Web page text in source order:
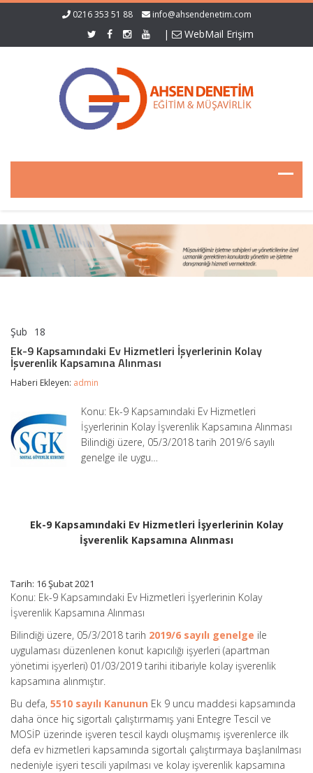
0216 353 51 88 info@ahsendenetim.com
| WebMail Erişim
Şub 18
Kapsamındaki
Ev
Hizmetleri
İşverenlik
Kapsamına
Alınması
için
Ek-9 Kapsamındaki Ev Hizmetleri İşyerlerinin Kolay
İşverenlik Kapsamına Alınması
Haberi Ekleyen: admin
Konu: Ek-9 Kapsamındaki Ev Hizmetleri
İşyerlerinin Kolay İşverenlik Kapsamına Alınması
Bilindiği üzere, 05/3/2018 tarih 2019/6 sayılı
genelge ile uygu…
Ek-9 Kapsamındaki Ev Hizmetleri İşyerlerinin Kolay
İşverenlik Kapsamına Alınması
Tarih: 16 Şubat 2021
Konu: Ek-9 Kapsamındaki Ev Hizmetleri İşyerlerinin Kolay
İşverenlik Kapsamına Alınması
Bilindiği üzere, 05/3/2018 tarih 2019/6 sayılı genelge ile
uygulaması düzenlenen konut kapıcılığı işyerleri (apartman
yönetimi işyerleri) 01/03/2019 tarihi itibariyle kolay işverenlik
kapsamına alınmıştır.
Bu defa, 5510 sayılı Kanunun Ek 9 uncu maddesi kapsamında
daha önce hiç sigortalı çalıştırmamış yani Entegre Tescil ve
MOSİP üzerinde işveren tescil kaydı oluşmamış işverenlerce ilk
defa ev hizmetleri kapsamında sigortalı çalıştırmaya başlanılması
nedeniyle işyeri tescili yapılması ve kolay işverenlik kapsamına